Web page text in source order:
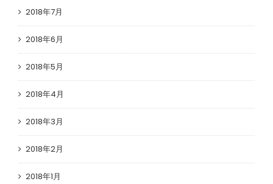
2018年7月
2018年6月
2018年5月
2018年4月
2018年3月
2018年2月
2018年1月